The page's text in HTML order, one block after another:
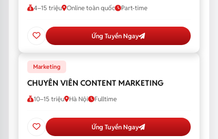
4–15 triệu Online toàn quốc Part-time
Ứng Tuyển Ngay
Marketing
CHUYÊN VIÊN CONTENT MARKETING
10–15 triệu Hà Nội Fulltime
Ứng Tuyển Ngay